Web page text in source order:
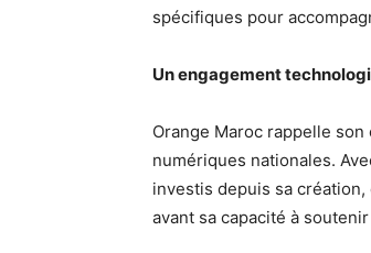
spécifiques pour
Un engagement
Orange Maroc rappelle
numériques nationales.
investis depuis sa création,
avant sa capacité à